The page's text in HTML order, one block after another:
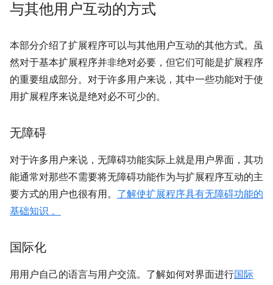
与其他用户互动的方式
本部分介绍了扩展程序可以与其他用户互动的其他方式。虽
然对于基本扩展程序并非绝对必要，但它们可能是扩展程序
的重要组成部分。对于许多用户来说，其中一些功能对于使
用扩展程序来说是绝对必不可少的。
无障碍
对于许多用户来说，无障碍功能实际上就是用户界面，其功
能通常对那些不需要将无障碍功能作为与扩展程序互动的主
要方式的用户也很有用。 了解使扩展程序具有无障碍功能的
基础知识 。
国际化
用用户自己的语言与用户交流。了解如何对界面进行国际